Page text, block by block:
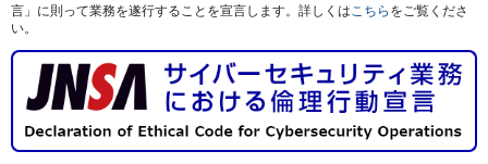
言」に則って業務を遂行することを宣言します。詳しくはこちら をご覧くださ
い。